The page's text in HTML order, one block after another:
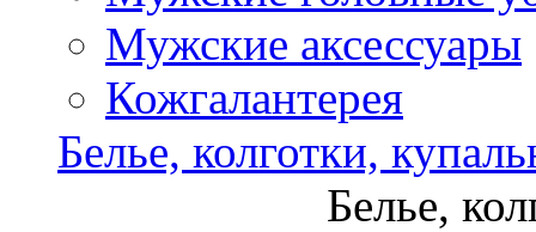
Мужские аксессуары
Кожгалантерея
Белье, колготки,
Белье,